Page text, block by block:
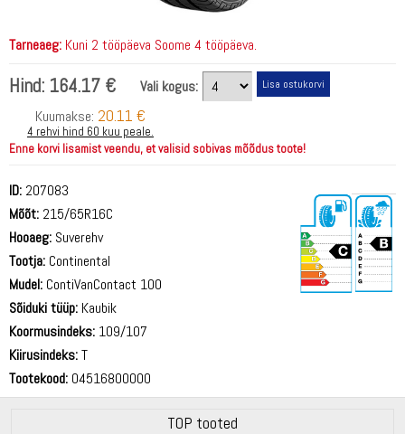
Tarneaeg: Kuni 2 tööpäeva Soome 4 tööpäeva.
Hind: 164.17 €
Vali kogus:
Kuumakse: 20.11 €
4 rehvi hind 60 kuu peale.
Enne korvi lisamist veendu, et valisid sobivas mõõdus toote!
ID: 207083
Mõõt: 215/65R16C
Hooaeg: Suverehv
Tootja: Continental
Mudel: ContiVanContact 100
Sõiduki tüüp: Kaubik
Koormusindeks: 109/107
Kiirusindeks:T
Tootekood: 04516800000
TOP tooted